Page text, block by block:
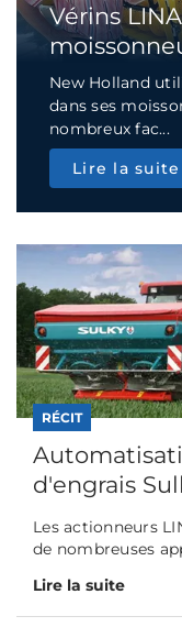
Vérins
New Holland
dans ses
nombreux fac...
Lire la suite
RÉCIT
d'engrais
Les actionneurs
de nombreuses
Lire la suite